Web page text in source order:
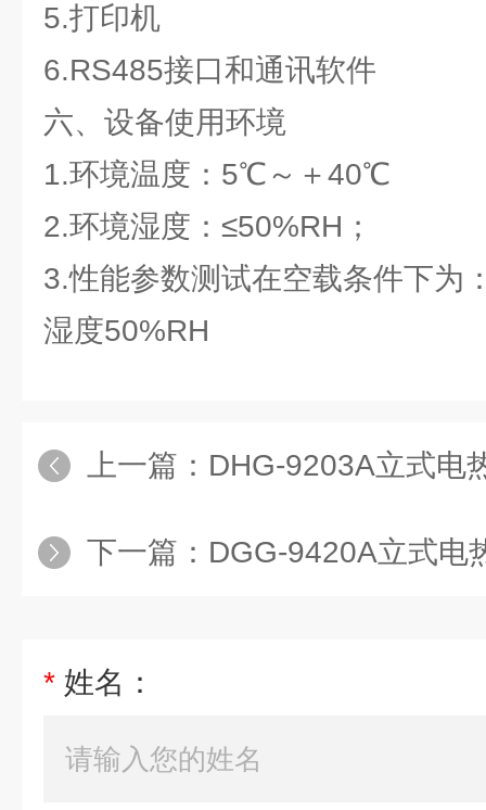
5.打印机
6.RS485接口和通讯软件
六、设备使用环境
1.环境温度：5℃～＋40℃
2.环境湿度：≤50%RH；
3.性能参数测试在空载条件下为
湿度50%RH
上一篇： DHG-9203A立式电热恒温鼓
下一篇： DGG-9420A立式电热恒温鼓
* 姓名：